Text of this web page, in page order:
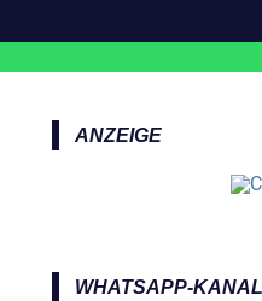
ANZEIGE
WHATSAPP-KANAL